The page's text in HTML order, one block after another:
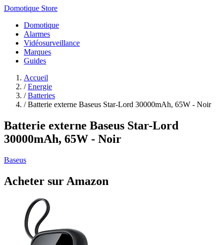
Domotique Store
Domotique
Alarmes
Vidéosurveillance
Marques
Guides
Accueil
/ Energie
/ Batteries
/ Batterie externe Baseus Star-Lord 30000mAh, 65W - Noir
Batterie externe Baseus Star-Lord
30000mAh, 65W - Noir
Baseus
Acheter sur Amazon